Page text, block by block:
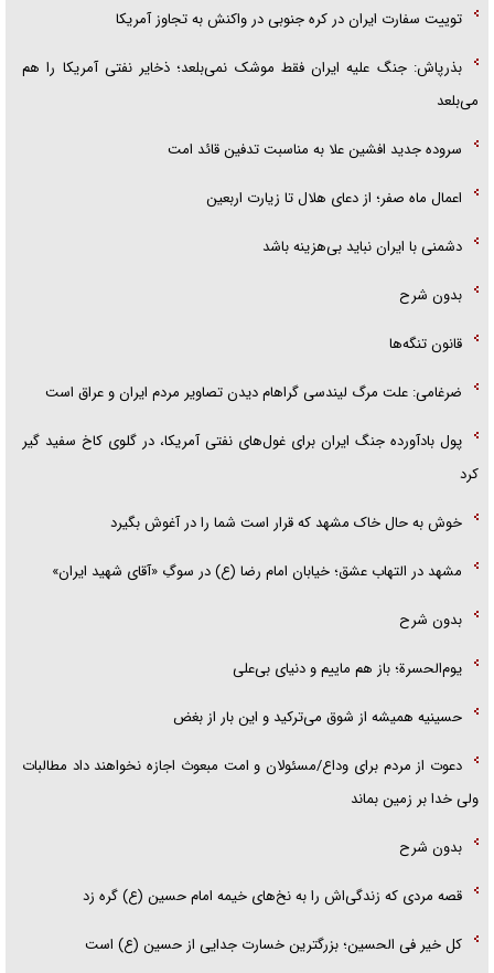
توییت سفارت ایران در کره جنوبی در واکنش به تجاوز آمریکا
بذرپاش: ‏جنگ علیه ایران فقط موشک نمی‌بلعد؛ ذخایر نفتی آمریکا را هم
می‌بلعد
سروده جدید افشین علا به مناسبت تدفین قائد امت
اعمال ماه صفر؛ از دعای هلال تا زیارت اربعین
دشمنی با ایران نباید بی‌هزینه باشد
بدون شرح
قانون تنگه‌ها
ضرغامی: علت مرگ لیندسی گراهام دیدن تصاویر مردم ایران و عراق است
پول بادآورده جنگ ایران برای غول‌های نفتی آمریکا، در گلوی کاخ سفید گیر
کرد
خوش به حال خاک مشهد که قرار است شما را در آغوش بگیرد
مشهد در التهاب عشق؛ خیابان امام رضا (ع) در سوگِ «آقای شهید ایران»
بدون شرح
یوم‌الحسرة؛ باز هم ماییم و دنیای بی‌علی
حسینیه همیشه از شوق می‌ترکید و این بار از بغض
دعوت از مردم برای وداع/مسئولان و امت مبعوث اجازه نخواهند داد مطالبات
ولی خدا بر زمین بماند
بدون شرح
قصه مردی که زندگی‌اش را به نخ‌های خیمه امام حسین (ع) گره زد
کل خیر فی الحسین؛ بزرگترین خسارت جدایی از حسین (ع) است